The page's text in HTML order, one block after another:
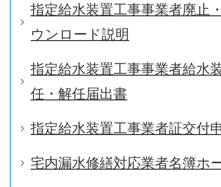
指定給水装置工事事業者廃止
ウンロード説明
指定給水装置工事事業者給水
任・解任届出書
指定給水装置工事業者証交付
宅内漏水修繕対応業者名簿ホ